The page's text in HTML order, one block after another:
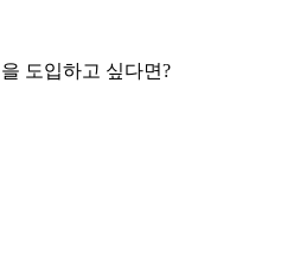
을 도입하고 싶다면?